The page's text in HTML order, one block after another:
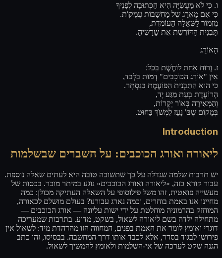
ו. כִּי לֹא מַעֲשִׂיָּה הִיא הַכְּתוּבָה לְפָנֶיךָ
כִּי אִם מַאֲרָג שֶׁל מַחְשָׁבוֹת עֲמֻקּוֹת.
מִזְמוֹר לַשְּׁאֵלָה הָעוֹמֶדֶת,
תַּבְנִית הַדּוֹרֶשֶׁת אֶת שָׁרָשֶׁיהָ.
הָאוֹרֵג
ז. וְרוּחַ אַחַת לוֹחֶשֶׁת בַּכֹּל:
אֵין "אוֹרֵג הַכּוֹכָבִים" דְּמוּת בִּלְבַד,
כִּי הוּא הַתַּבְנִית הַפּוֹעֶמֶת בַּנִּסְתָּר.
הָרוֹעֶדֶת בְּעֵת מַגַּע יָד,
וְהַמְּאִירָה בְּאוֹר יְקָרוֹת,
בְּמָקוֹם שֶׁבּוֹ נָעֵז לִמְשֹׁךְ בַּחוּט.
Introduction
ליאורה ואורג הכוכבים: על השברים שבשלמות
יש תרבות שלמה שגדלה על כך שתשובה טובה היא לעתים שאלה נוספת.
עבור קורא כזה, «ליאורה ואורג הכוכבים» נוגע במיתר מוכר. בכסות של
מעשייה פואטית, זהו משל פילוסופי על השאלה העתיקה מכולן: כמה
מחיינו אנו באמת בוחרים, וכמה נארג עבורנו? בעולם מושלם לכאורה,
המוחזק בהרמוניה מוחלטת על ידי ישות עליונה — אורג הכוכבים —
מתחילה ילדה בשם ליאורה לשאול, בשקט, מדוע. בתרבות שמעריכה
דוגרי ואומץ לומר את האמת בפנים, המחווה הזו מהדהדת מיד: לשאול אין
פירושו לבגוד בסדר, אלא לכבד אותו דרך המחשבה. בבסיסו, זהו כתב
הגנה שקט לערכה של אי-השלמות ולאומץ להמשיך לשאול.